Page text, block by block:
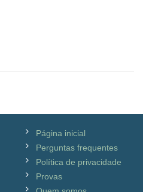
Página inicial
Perguntas frequentes
Política de privacidade
Provas